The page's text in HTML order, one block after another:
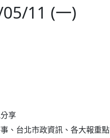
11 (一)
享
、台北市政資訊、各大報重點